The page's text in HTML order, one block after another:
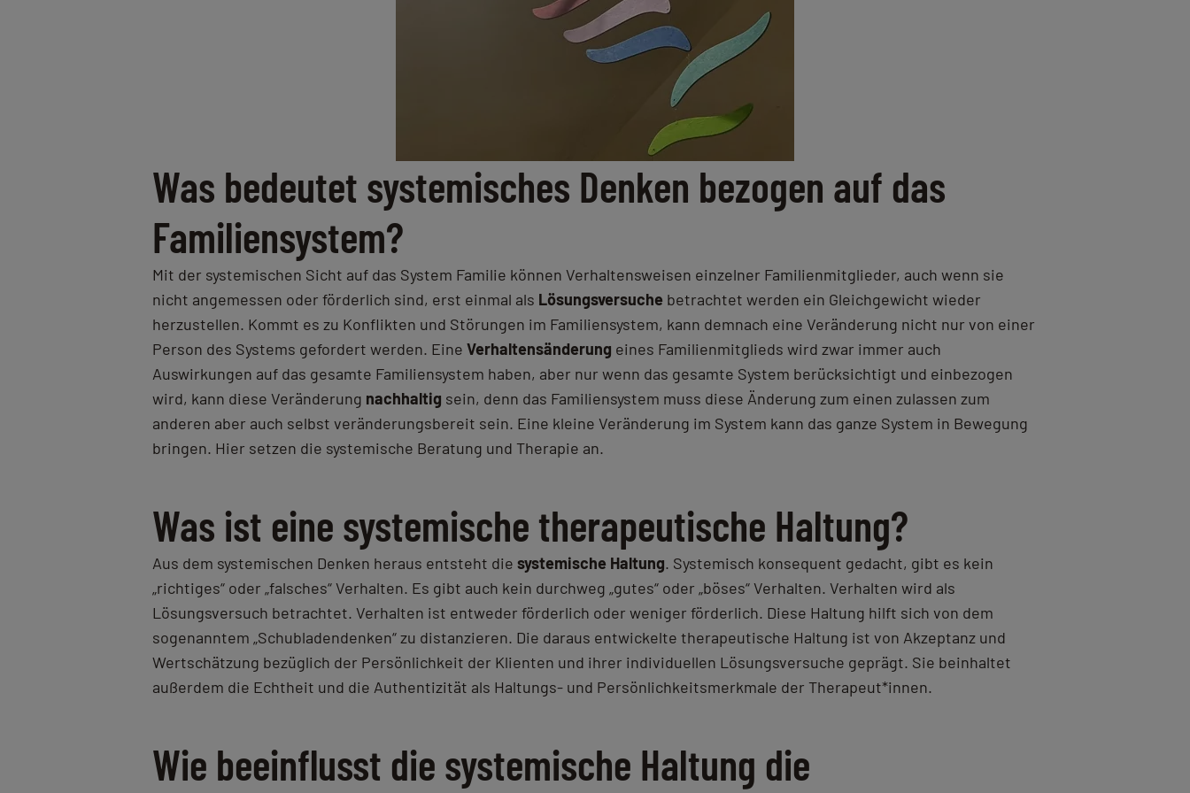
Was bedeutet systemisches Denken bezogen auf das
Familiensystem?
Mit der systemischen Sicht auf das System Familie können Verhaltensweisen einzelner Familienmitglieder, auch wenn sie
nicht angemessen oder förderlich sind, erst einmal als Lösungsversuche betrachtet werden ein Gleichgewicht wieder
herzustellen. Kommt es zu Konflikten und Störungen im Familiensystem, kann demnach eine Veränderung nicht nur von einer
Person des Systems gefordert werden. Eine Verhaltensänderung eines Familienmitglieds wird zwar immer auch
Auswirkungen auf das gesamte Familiensystem haben, aber nur wenn das gesamte System berücksichtigt und einbezogen
wird, kann diese Veränderung nachhaltig sein, denn das Familiensystem muss diese Änderung zum einen zulassen zum
anderen aber auch selbst veränderungsbereit sein. Eine kleine Veränderung im System kann das ganze System in Bewegung
bringen. Hier setzen die systemische Beratung und Therapie an.
Was ist eine systemische therapeutische Haltung?
Aus dem systemischen Denken heraus entsteht die systemische Haltung. Systemisch konsequent gedacht, gibt es kein
„richtiges“ oder „falsches“ Verhalten. Es gibt auch kein durchweg „gutes“ oder „böses“ Verhalten. Verhalten wird als
Lösungsversuch betrachtet. Verhalten ist entweder förderlich oder weniger förderlich. Diese Haltung hilft sich von dem
sogenanntem „Schubladendenken“ zu distanzieren. Die daraus entwickelte therapeutische Haltung ist von Akzeptanz und
Wertschätzung bezüglich der Persönlichkeit der Klienten und ihrer individuellen Lösungsversuche geprägt. Sie beinhaltet
außerdem die Echtheit und die Authentizität als Haltungs- und Persönlichkeitsmerkmale der Therapeut*innen.
Wie beeinflusst die systemische Haltung die